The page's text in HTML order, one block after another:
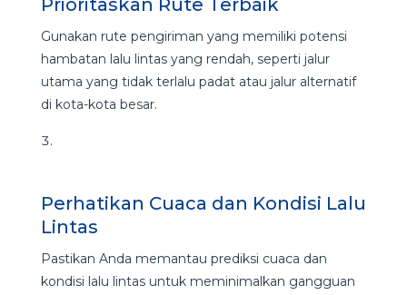
Prioritaskan Rute Terbaik
Gunakan rute pengiriman yang memiliki potensi
hambatan lalu lintas yang rendah, seperti jalur
utama yang tidak terlalu padat atau jalur alternatif
di kota-kota besar.
Perhatikan Cuaca dan Kondisi Lalu
Lintas
Pastikan Anda memantau prediksi cuaca dan
kondisi lalu lintas untuk meminimalkan gangguan